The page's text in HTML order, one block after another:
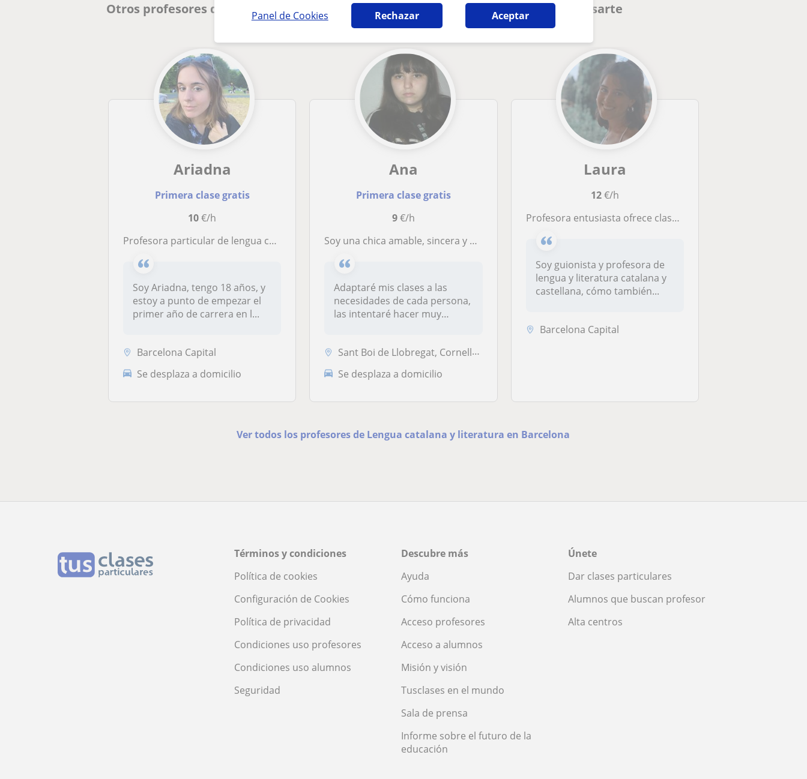
Panel de Cookies Rechazar Aceptar
Otros profesores de Lengua catalana y literatura en Barcelona que pueden interesarte
Ariadna
Primera clase gratis
10€/h
Profesora particular de lengua catalana
Soy Ariadna, tengo 18 años, y
estoy a punto de empezar el
primer año de carrera en l...
Barcelona Capital
Se desplaza a domicilio
Ana
Primera clase gratis
9€/h
Soy una chica amable, sincera y empatica; mis clases, irán más destinadas para niños y niñas de primaria e infantil, todo y qué también puedo adaptarme con aquellos que estén en la ESO
Adaptaré mis clases a las
necesidades de cada persona,
las intentaré hacer muy
Sant Boi de Llobregat, Cornellà de Llobregat, Sant Joan Despí, Santa C...
Se desplaza a domicilio
Laura
12€/h
Profesora entusiasta ofrece clases de lengua y literatura catalana y castellana, cine y audiovisuales, inglés y refuerzo de cualquier asignatura
Soy guionista y profesora de
lengua y literatura catalana y
castellana, cómo también...
Barcelona Capital
Ver todos los profesores de Lengua catalana y literatura en Barcelona
Términos y condiciones
Política de cookies
Configuración de Cookies
Política de privacidad
Condiciones uso profesores
Condiciones uso alumnos
Seguridad
Descubre más
Ayuda
Cómo funciona
Acceso profesores
Acceso a alumnos
Misión y visión
Tusclases en el mundo
Sala de prensa
Informe sobre el futuro de la
educación
Únete
Dar clases particulares
Alumnos que buscan profesor
Alta centros